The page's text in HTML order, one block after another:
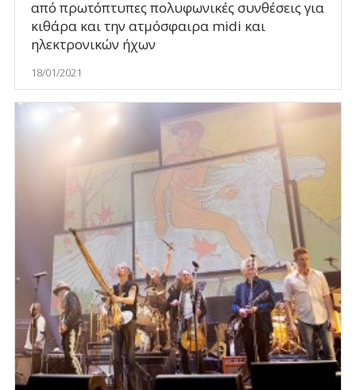
από πρωτόπτυπες πολυφωνικές συνθέσεις για
κιθάρα και την ατμόσφαιρα midi και
ηλεκτρονικών ήχων
18/01/2021